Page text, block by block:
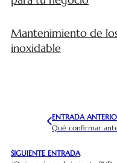
Mantenimiento de
inoxidable
ENTRADA
Qué confirmar
SIGUIENTE ENTRADA